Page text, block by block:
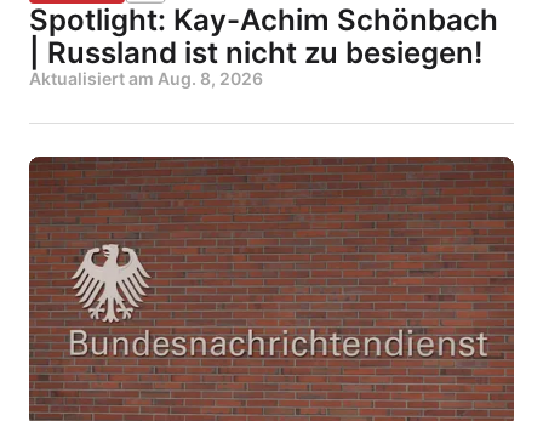
Spotlight: Kay-Achim Schönbach
| Russland ist nicht zu besiegen!
Aktualisiert am Aug. 8, 2026